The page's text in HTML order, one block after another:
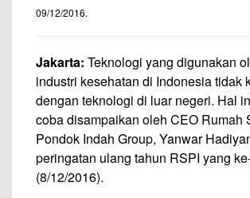
09/12/2016.
Jakarta: Teknologi yang digunakan
industri kesehatan di Indonesia tidak
dengan teknologi di luar negeri. Hal
coba disampaikan oleh CEO Rumah
Pondok Indah Group, Yanwar
peringatan ulang tahun RSPI yang
(8/12/2016).